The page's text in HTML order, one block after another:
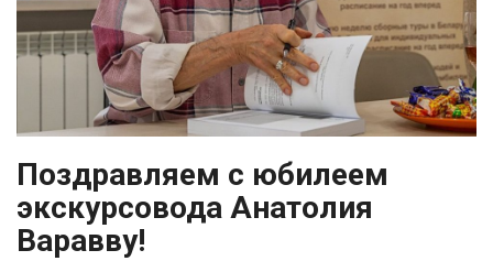
Поздравляем с юбилеем
экскурсовода Анатолия
Варавву!